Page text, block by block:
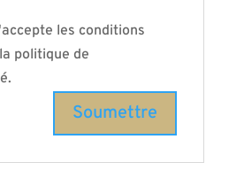
les conditions
politique de